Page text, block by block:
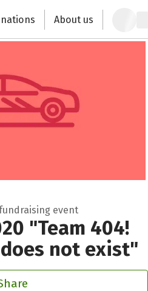
donation About us
event
"Team 404!
not exist"